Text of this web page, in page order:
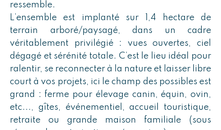
ressemble.
L’ensemble est implanté sur 1,4 hectare de
terrain arboré/paysagé, dans un cadre
véritablement privilégié : vues ouvertes, ciel
dégagé et sérénité totale. C’est le lieu idéal pour
ralentir, se reconnecter à la nature et laisser libre
court à vos projets, ici le champ des possibles est
grand : ferme pour élevage canin, équin, ovin,
etc..., gîtes, événementiel, accueil touristique,
retraite ou grande maison familiale (sous